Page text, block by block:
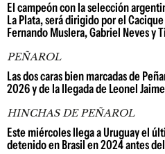
El campeón con la selección
La Plata, será dirigido por el
Fernando Muslera, Gabriel Neves y
PEÑAROL
Las dos caras bien marcadas de
2026 y de la llegada de Leonel
HINCHAS DE PEÑAROL
Este miércoles llega a Uruguay el
detenido en Brasil en 2024 antes